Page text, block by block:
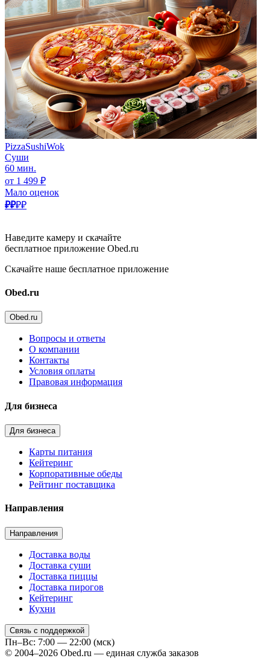
PizzaSushiWok
Суши
60 мин.
от 1 499 ₽
Мало оценок
₽₽₽₽
Наведите камеру и скачайте
бесплатное приложение Obed.ru
Скачайте наше бесплатное приложение
Obed.ru
Obed.ru
Вопросы и ответы
О компании
Контакты
Условия оплаты
Правовая информация
Для бизнеса
Для бизнеса
Карты питания
Кейтеринг
Корпоративные обеды
Рейтинг поставщика
Направления
Направления
Доставка воды
Доставка суши
Доставка пиццы
Доставка пирогов
Кейтеринг
Кухни
Связь с поддержкой
Пн–Вс: 7:00 — 22:00 (мск)
© 2004–2026 Obed.ru — единая служба заказов